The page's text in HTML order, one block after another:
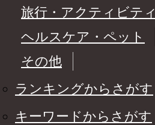
旅行・アクティビティ
ヘルスケア・ペット
その他
ランキングからさがす
キーワードからさがす